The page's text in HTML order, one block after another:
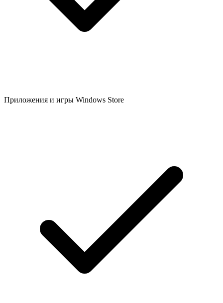
Приложения и игры Windows Store